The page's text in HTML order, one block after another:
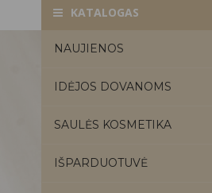
KATALOGAS
NAUJIENOS
IDĖJOS DOVANOMS
SAULĖS KOSMETIKA
IŠPARDUOTUVĖ